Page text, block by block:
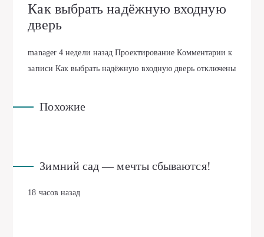
Как выбрать надёжную входную
дверь
manager4 недели назад Проектирование Комментариик
записи Как выбрать надёжную входную дверьотключены
Похожие
Зимний сад — мечты сбываются!
18 часов назад